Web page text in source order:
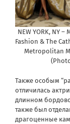
NEW YORK, NY
Fashion & The
Metropolitan
Также особым
отличилась
длинном
также был
драгоценные